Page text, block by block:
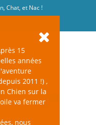
Chat, et Nac !
15
années
2011 !) ,
Chien sur la
va fermer
nous